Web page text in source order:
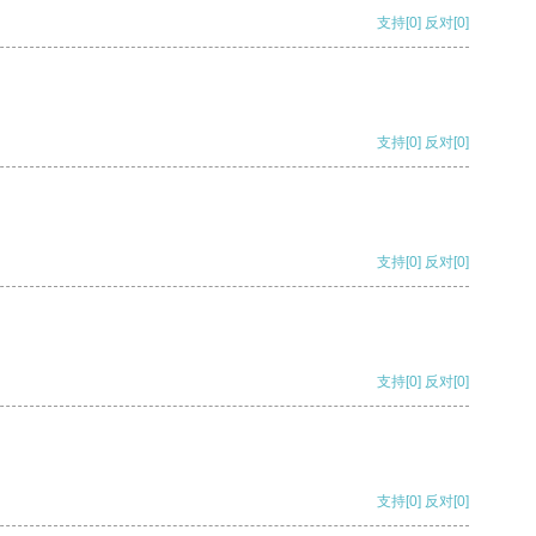
支持[0] 反对[0]
支持[0] 反对[0]
支持[0] 反对[0]
支持[0] 反对[0]
支持[0] 反对[0]